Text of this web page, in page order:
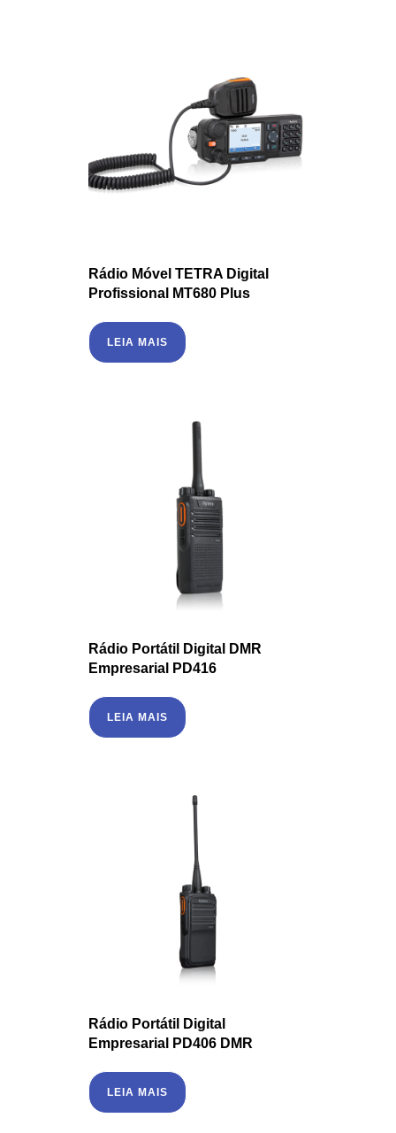
Rádio Móvel TETRA Digital
Profissional MT680 Plus
LEIA MAIS
Rádio Portátil Digital DMR
Empresarial PD416
LEIA MAIS
Rádio Portátil Digital
Empresarial PD406 DMR
LEIA MAIS